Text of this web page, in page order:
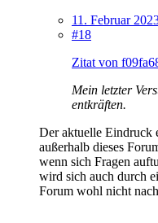
11. Februar
#18
Zitat von
Mein letzter
entkräften.
Der aktuelle Eindruck
außerhalb dieses
wenn sich Fragen
wird sich auch durch
Forum wohl nicht